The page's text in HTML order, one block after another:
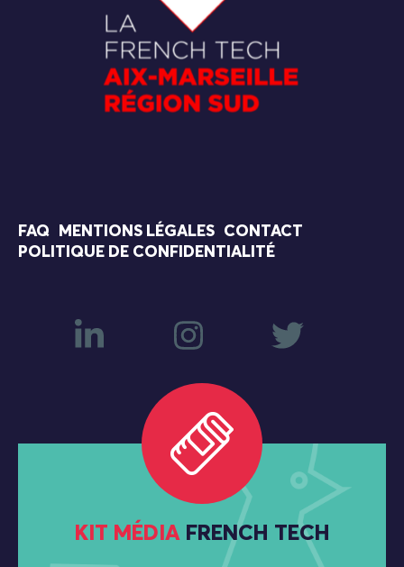
FAQ MENTIONS LÉGALES
CONTACT
POLITIQUE DE CONFIDENTIALITÉ
KIT MÉDIA FRENCH TECH